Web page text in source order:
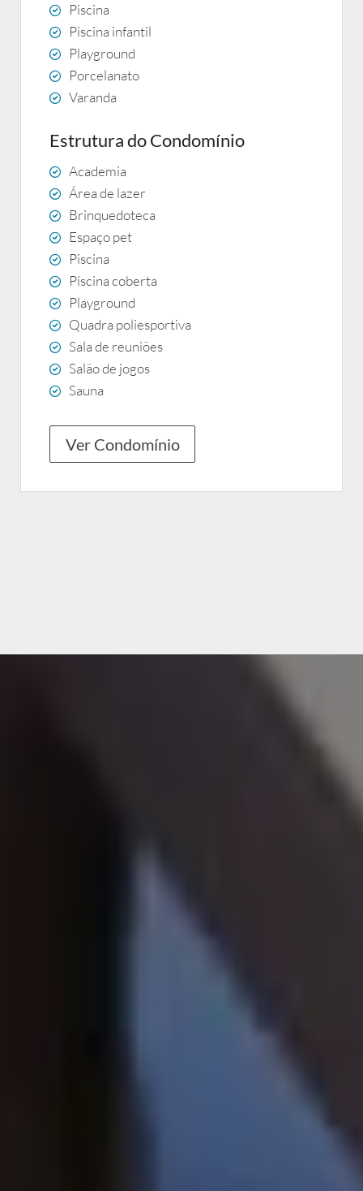
Piscina
Piscina infantil
Playground
Porcelanato
Varanda
Estrutura do Condomínio
Academia
Área de lazer
Brinquedoteca
Espaço pet
Piscina
Piscina coberta
Playground
Quadra poliesportiva
Sala de reuniões
Salão de jogos
Sauna
Ver Condomínio